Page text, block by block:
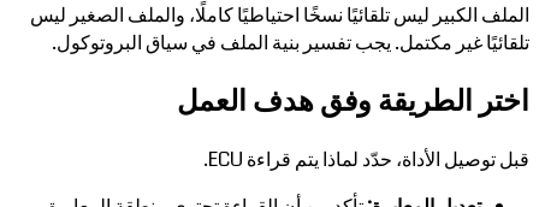
الملف الكبير ليس تلقائيًا نسخًا احتياطيًا كاملًا، والملف الصغير ليس
تلقائيًا غير مكتمل. يجب تفسير بنية الملف في سياق البروتوكول.
اختر الطريقة وفق هدف العمل
قبل توصيل الأداة، حدّد لماذا يتم قراءة ECU.